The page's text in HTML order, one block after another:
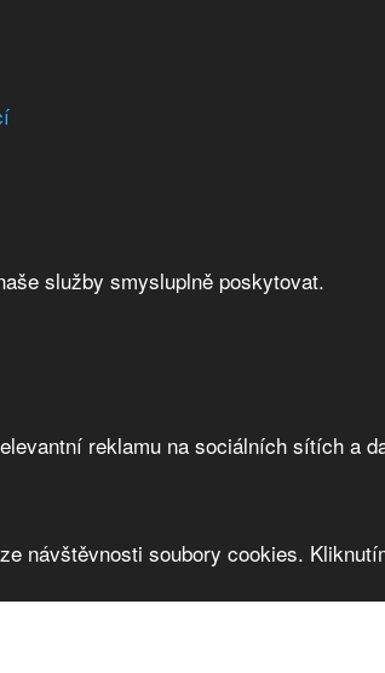
služby smysluplně poskytovat.
reklamu na sociálních sítích a
návštěvnosti soubory cookies.